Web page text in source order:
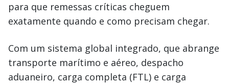
para que remessas críticas cheguem
exatamente quando e como precisam chegar.
Com um sistema global integrado, que abrange
transporte marítimo e aéreo, despacho
aduaneiro, carga completa (FTL) e carga